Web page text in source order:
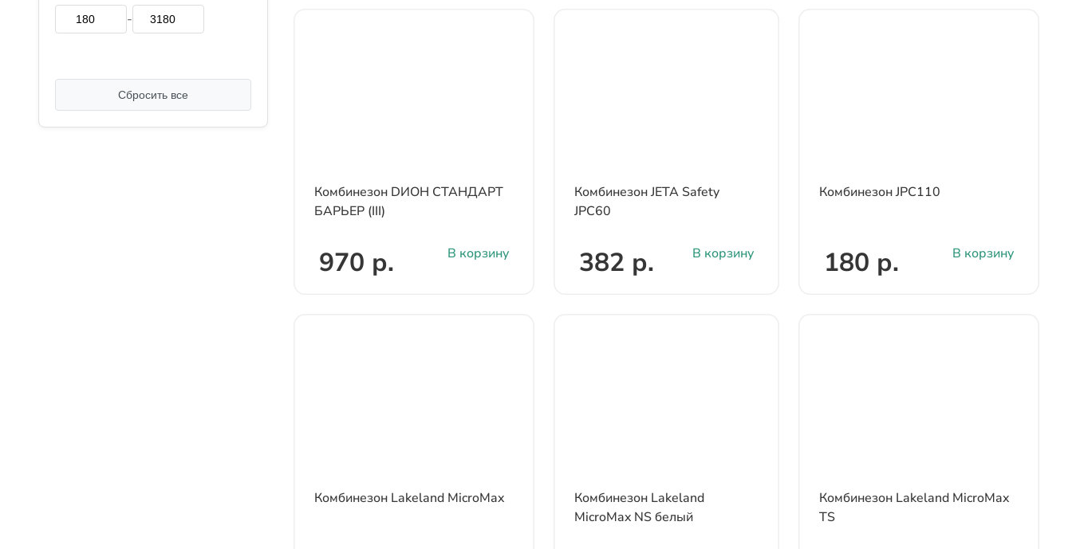
XXXL
-
Сбросить все
Комбинезон DИОН СТАНДАРТ
БАРЬЕР (III)
970 р. В корзину
Комбинезон JETA Safety
JPC60
382 р. В корзину
Комбинезон JPC110
180 р. В корзину
Комбинезон Lakeland MicroMax
Комбинезон Lakeland
MicroMax NS белый
Комбинезон Lakeland MicroMax
TS